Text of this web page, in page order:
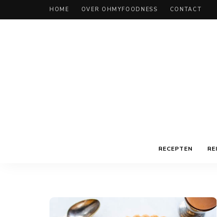
HOME OVER OHMYFOODNESS CONTACT
RECEPTEN